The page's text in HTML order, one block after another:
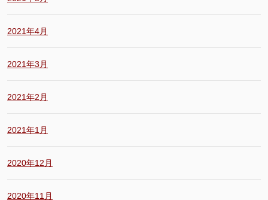
2021年4月
2021年3月
2021年2月
2021年1月
2020年12月
2020年11月